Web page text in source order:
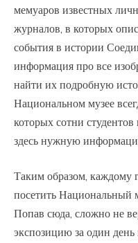
мемуаров известных
журналов, в которых
события в истории
информация про все
найти их подробную
Национальном музее
которых сотни
здесь нужную
Таким образом, каждому
посетить Национальный
Попав сюда, сложно не
экспозицию за один